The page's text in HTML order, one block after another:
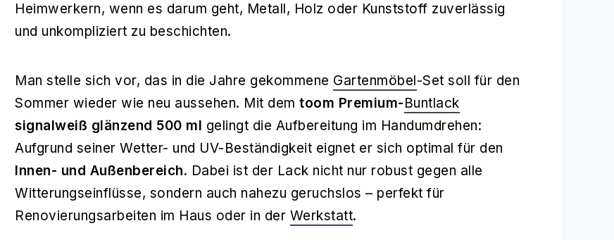
Heimwerkern, wenn es darum geht, Metall, Holz oder Kunststoff zuverlässig
und unkompliziert zu beschichten.
Man stelle sich vor, das in die Jahre gekommene Gartenmöbel-Set soll für den
Sommer wieder wie neu aussehen. Mit dem toom Premium-Buntlack
signalweiß glänzend 500 ml gelingt die Aufbereitung im Handumdrehen:
Aufgrund seiner Wetter- und UV-Beständigkeit eignet er sich optimal für den
Innen- und Außenbereich. Dabei ist der Lack nicht nur robust gegen alle
Witterungseinflüsse, sondern auch nahezu geruchslos – perfekt für
Renovierungsarbeiten im Haus oder in der Werkstatt.